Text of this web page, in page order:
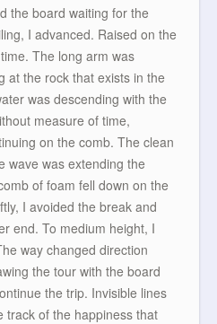
the board waiting for the
I advanced. Raised on the
The long arm was
at the rock that exists in the
was descending with the
measure of time,
on the comb. The clean
wave was extending the
of foam fell down on the
I avoided the break and
end. To medium height, I
way changed direction
the tour with the board
the trip. Invisible lines
track of the happiness that